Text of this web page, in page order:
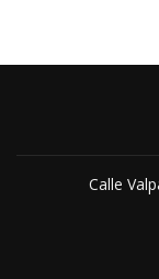
Calle